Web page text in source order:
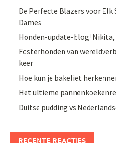
De Perfecte Blazers voor Elk
Dames
Honden-update-blog! Nikita,
Fosterhonden van
keer
Hoe kun je bakeliet
Het ultieme
Duitse pudding vs
RECENTE REACTIES